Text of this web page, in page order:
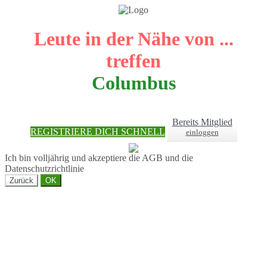
Leute in der Nähe von ...
treffen
Columbus
REGISTRIERE DICH SCHNELL
Bereits Mitglied
einloggen
Ich bin volljährig und akzeptiere die AGB und die
Datenschutzrichtlinie
Zurück OK